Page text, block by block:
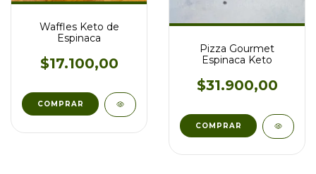
Waffles Keto de
Espinaca
$17.100,00
Pizza Gourmet
Espinaca Keto
$31.900,00